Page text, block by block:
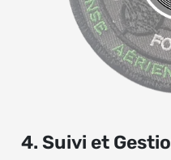
4. Suivi et